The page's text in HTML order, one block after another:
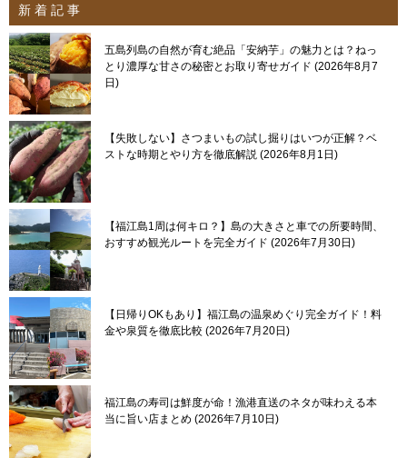
新 着 記 事
五島列島の自然が育む絶品「安納芋」の魅力とは？ねっ
とり濃厚な甘さの秘密とお取り寄せガイド 2026年8月7
日
【失敗しない】さつまいもの試し掘りはいつが正解？ベ
ストな時期とやり方を徹底解説 2026年8月1日
【福江島1周は何キロ？】島の大きさと車での所要時間、
おすすめ観光ルートを完全ガイド 2026年7月30日
【日帰りOKもあり】福江島の温泉めぐり完全ガイド！料
金や泉質を徹底比較 2026年7月20日
福江島の寿司は鮮度が命！漁港直送のネタが味わえる本
当に旨い店まとめ 2026年7月10日